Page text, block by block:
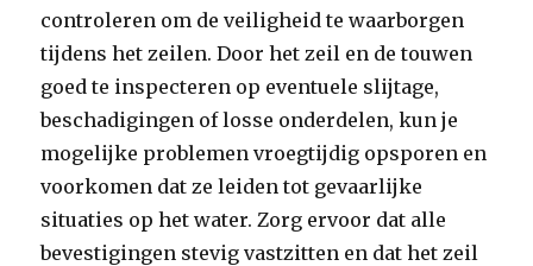
controleren om de veiligheid te waarborgen
tijdens het zeilen. Door het zeil en de touwen
goed te inspecteren op eventuele slijtage,
beschadigingen of losse onderdelen, kun je
mogelijke problemen vroegtijdig opsporen en
voorkomen dat ze leiden tot gevaarlijke
situaties op het water. Zorg ervoor dat alle
bevestigingen stevig vastzitten en dat het zeil